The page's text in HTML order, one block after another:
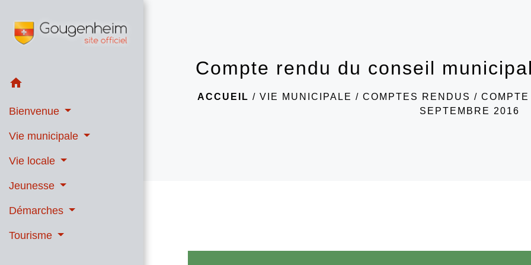
home
Bienvenue
Vie municipale
Vie locale
Jeunesse
Démarches
Tourisme
Compte rendu du conseil
ACCUEIL / VIE MUNICIPALE / COMPTES RENDUS /
SEPTEMBRE 2016